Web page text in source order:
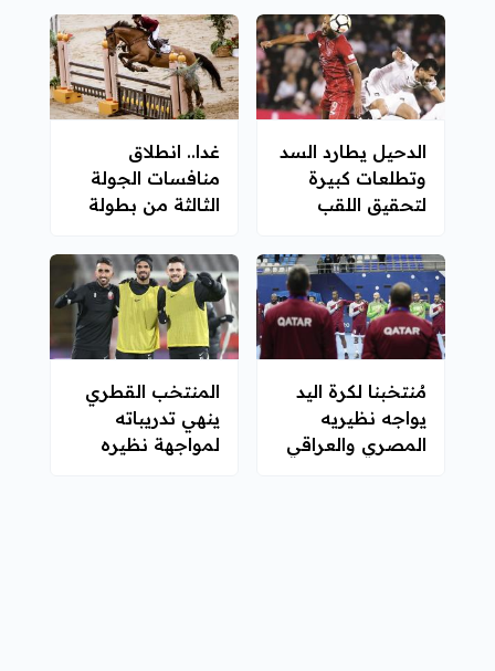
الدحيل يطارد السد
وتطلعات كبيرة
لتحقيق اللقب
غدا.. انطلاق
منافسات الجولة
الثالثة من بطولة
مُنتخبنا لكرة اليد
يواجه نظيريه
المصري والعراقي
المنتخب القطري
ينهي تدريباته
لمواجهة نظيره